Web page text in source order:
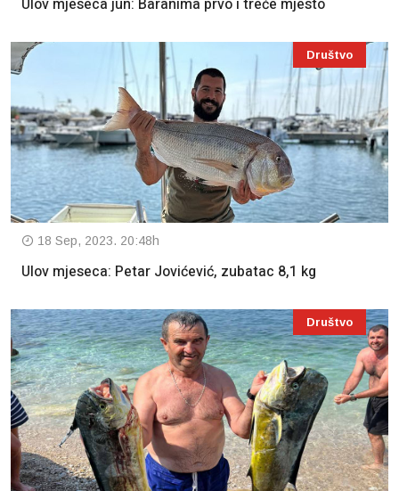
Ulov mjeseca jun: Baranima prvo i treće mjesto
Društvo
18 Sep, 2023. 20:48h
Ulov mjeseca: Petar Jovićević, zubatac 8,1 kg
Društvo